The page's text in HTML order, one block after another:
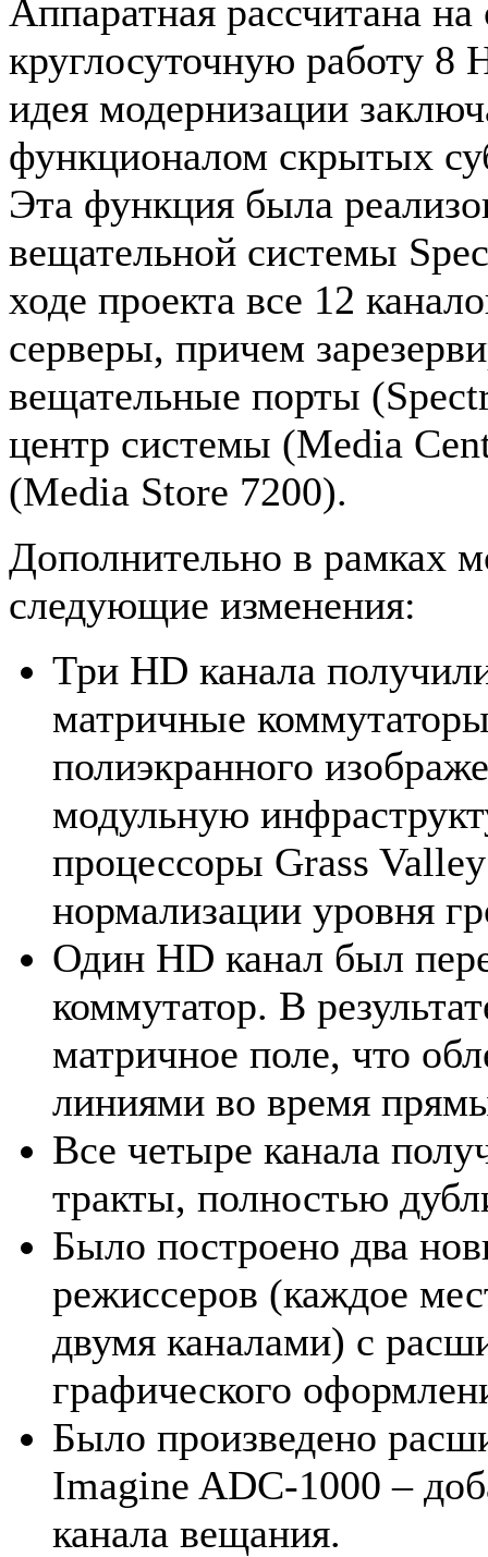
Аппаратная рассчитана
круглосуточную работу 8
идея модернизации
функционалом скрытых
Эта функция была
вещательной системы
ходе проекта все 12
серверы, причем
вещательные порты
центр системы (Media
(Media Store 7200).
Дополнительно в рамках
следующие изменения:
Три HD канала
матричные
полиэкранного
модульную
процессоры Grass
нормализации уровня
Один HD канал был
коммутатор. В
матричное поле, что
линиями во время
Все четыре канала
тракты, полностью
Было построено два
режиссеров (каждое
двумя каналами) с
графического
Было произведено
Imagine ADC-1000 –
канала вещания.